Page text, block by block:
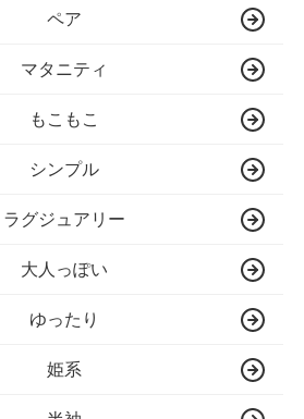
ペア
マタニティ
もこもこ
シンプル
ラグジュアリー
大人っぽい
ゆったり
姫系